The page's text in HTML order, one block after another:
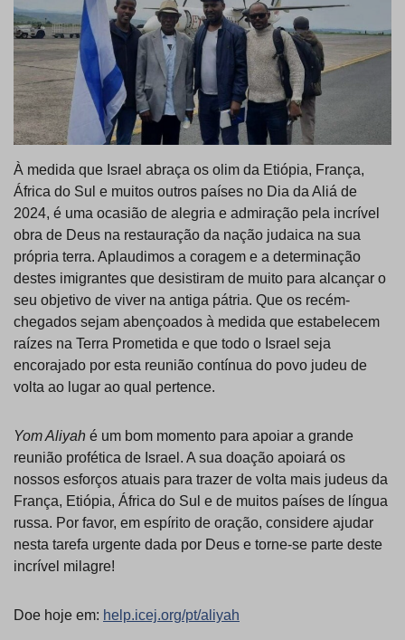
À medida que Israel abraça os olim da Etiópia, França,
África do Sul e muitos outros países no Dia da Aliá de
2024, é uma ocasião de alegria e admiração pela incrível
obra de Deus na restauração da nação judaica na sua
própria terra. Aplaudimos a coragem e a determinação
destes imigrantes que desistiram de muito para alcançar o
seu objetivo de viver na antiga pátria. Que os recém-
chegados sejam abençoados à medida que estabelecem
raízes na Terra Prometida e que todo o Israel seja
encorajado por esta reunião contínua do povo judeu de
volta ao lugar ao qual pertence.
Yom Aliyah é um bom momento para apoiar a grande
reunião profética de Israel. A sua doação apoiará os
nossos esforços atuais para trazer de volta mais judeus da
França, Etiópia, África do Sul e de muitos países de língua
russa. Por favor, em espírito de oração, considere ajudar
nesta tarefa urgente dada por Deus e torne-se parte deste
incrível milagre!
Doe hoje em: help.icej.org/pt/aliyah